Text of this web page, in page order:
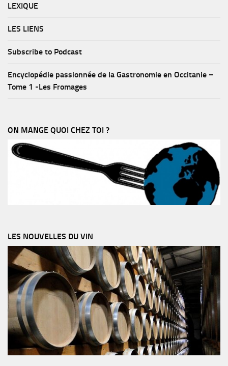
LEXIQUE
LES LIENS
Subscribe to Podcast
Encyclopédie passionnée de la Gastronomie en Occitanie –
Tome 1 -Les Fromages
ON MANGE QUOI CHEZ TOI ?
LES NOUVELLES DU VIN